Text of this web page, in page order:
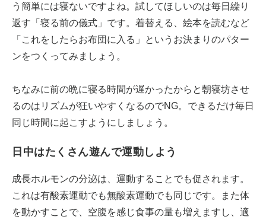
う簡単には寝ないですよね。試してほしいのは毎日繰り
返す「寝る前の儀式」です。着替える、絵本を読むなど
「これをしたらお布団に入る」というお決まりのパター
ンをつくってみましょう。
ちなみに前の晩に寝る時間が遅かったからと朝寝坊させ
るのはリズムが狂いやすくなるのでNG。できるだけ毎日
同じ時間に起こすようにしましょう。
日中はたくさん遊んで運動しよう
成長ホルモンの分泌は、運動することでも促されます。
これは有酸素運動でも無酸素運動でも同じです。また体
を動かすことで、空腹を感じ食事の量も増えますし、適